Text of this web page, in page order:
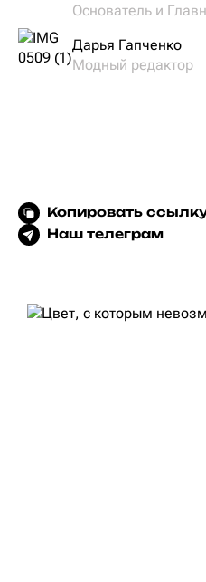
Основатель и
Дарья Гапченко
Модный редактор
Копировать
Наш телеграм